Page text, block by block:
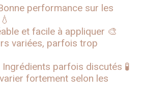
performance sur les
et facile à appliquer 🎨
variées, parfois trop
Ingrédients parfois discutés 🧪
fortement selon les